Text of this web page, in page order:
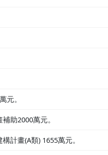
元。
助2000萬元。
計畫(A類) 1655萬元。